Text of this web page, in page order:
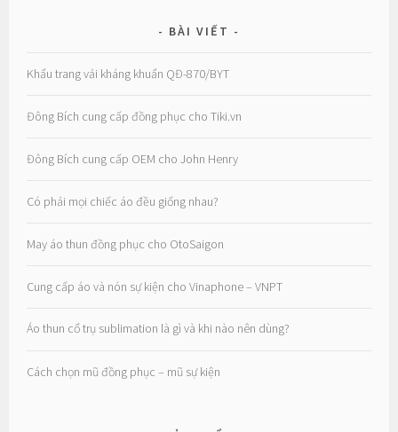
BÀI VIẾT
Khẩu trang vải kháng khuẩn QĐ-870/BYT
Đông Bích cung cấp đồng phục cho Tiki.vn
Đông Bích cung cấp OEM cho John Henry
Có phải mọi chiếc áo đều giống nhau?
May áo thun đồng phục cho OtoSaigon
Cung cấp áo và nón sự kiện cho Vinaphone – VNPT
Áo thun cổ trụ sublimation là gì và khi nào nên dùng?
Cách chọn mũ đồng phục – mũ sự kiện